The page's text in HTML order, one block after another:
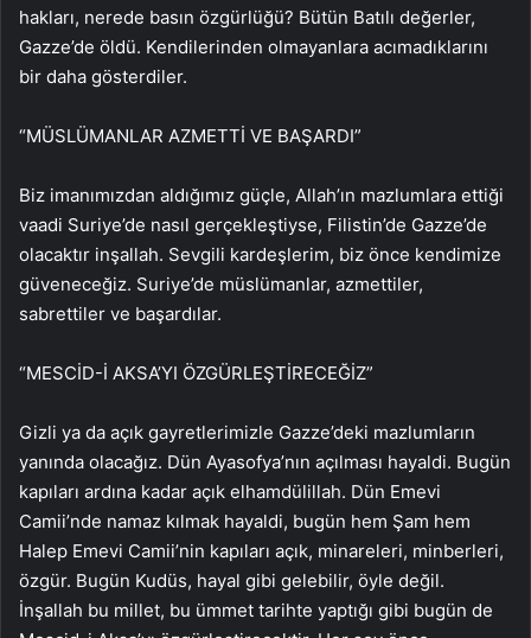
hakları, nerede basın özgürlüğü? Bütün Batılı değerler,
Gazze’de öldü. Kendilerinden olmayanlara acımadıklarını
bir daha gösterdiler.
“MÜSLÜMANLAR AZMETTİ VE BAŞARDI”
Biz imanımızdan aldığımız güçle, Allah’ın mazlumlara ettiği
vaadi Suriye’de nasıl gerçekleştiyse, Filistin’de Gazze’de
olacaktır inşallah. Sevgili kardeşlerim, biz önce kendimize
güveneceğiz. Suriye’de müslümanlar, azmettiler,
sabrettiler ve başardılar.
“MESCİD-İ AKSA’YI ÖZGÜRLEŞTİRECEĞİZ”
Gizli ya da açık gayretlerimizle Gazze’deki mazlumların
yanında olacağız. Dün Ayasofya’nın açılması hayaldi. Bugün
kapıları ardına kadar açık elhamdülillah. Dün Emevi
Camii’nde namaz kılmak hayaldi, bugün hem Şam hem
Halep Emevi Camii’nin kapıları açık, minareleri, minberleri,
özgür. Bugün Kudüs, hayal gibi gelebilir, öyle değil.
İnşallah bu millet, bu ümmet tarihte yaptığı gibi bugün de